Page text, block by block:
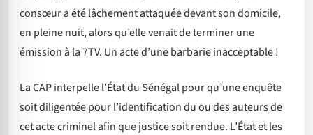
consœur a été lâchementattaquée devant son domicile,
en pleine nuit, alors qu’elle venait de terminer une
émission à la 7TV. Un acte d’une barbarie inacceptable !
La CAP interpelle l’État du Sénégal pour qu’une enquête
soit diligentée pour l’identification du ou des auteurs de
cet acte criminel afin que justice soit rendue. L’État et les